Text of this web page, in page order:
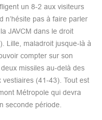
un 8-2 aux visiteurs
n’hésite pas à faire parler
JAVCM dans le droit
Lille, maladroit jusque-là à
compter sur son
missiles au-delà des
(41-43). Tout est
Métropole qui devra
seconde période.